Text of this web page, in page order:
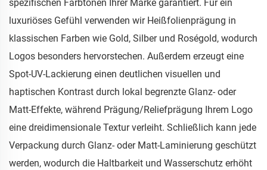
spezifischen Farbtönen Ihrer Marke garantiert. Für ein
luxuriöses Gefühl verwenden wir Heißfolienprägung in
klassischen Farben wie Gold, Silber und Roségold, wodurch
Logos besonders hervorstechen. Außerdem erzeugt eine
Spot-UV-Lackierung einen deutlichen visuellen und
haptischen Kontrast durch lokal begrenzte Glanz- oder
Matt-Effekte, während Prägung/Reliefprägung Ihrem Logo
eine dreidimensionale Textur verleiht. Schließlich kann jede
Verpackung durch Glanz- oder Matt-Laminierung geschützt
werden, wodurch die Haltbarkeit und Wasserschutz erhöht